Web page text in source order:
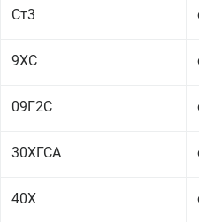
Ст3
9ХС
09Г2С
30ХГСА
40Х